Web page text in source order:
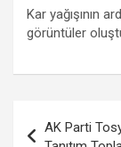
Kar yağışının
görüntüler
gezinmesi
AK Parti